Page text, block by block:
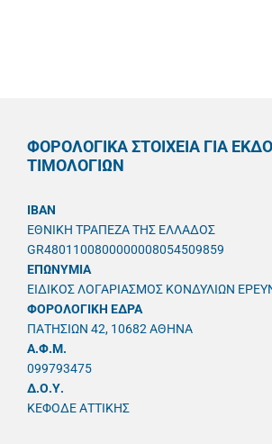
ΦΟΡΟΛΟΓΙΚΑ ΣΤΟΙΧΕΙΑ ΓΙΑ
ΤΙΜΟΛΟΓΙΩΝ
IBAN
ΕΘΝΙΚΗ ΤΡΑΠΕΖΑ ΤΗΣ ΕΛΛΑΔΟΣ
GR4801100800000008054509859
ΕΠΩΝΥΜΙΑ
ΕΙΔΙΚΟΣ ΛΟΓΑΡΙΑΣΜΟΣ ΚΟΝΔΥΛΙΩΝ
ΦΟΡΟΛΟΓΙΚΗ ΕΔΡΑ
ΠΑΤΗΣΙΩΝ 42, 10682 ΑΘΗΝΑ
A.Φ.Μ.
099793475
Δ.Ο.Υ.
ΚΕΦΟΔΕ ΑΤΤΙΚΗΣ